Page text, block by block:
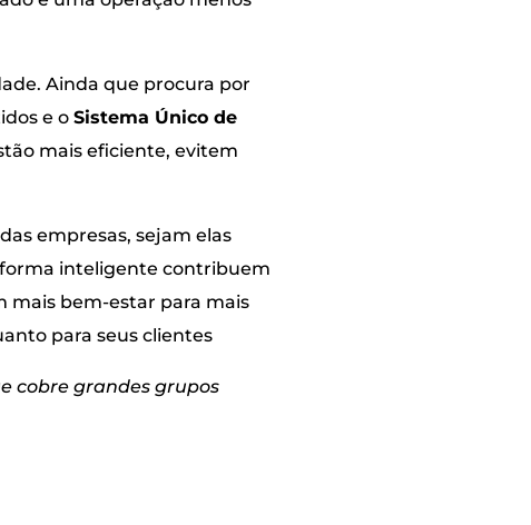
Ainda que procura por
e o Sistema Único de
mais eficiente, evitem
empresas, sejam elas
forma inteligente contribuem
mais bem-estar para mais
para seus clientes
cobre grandes grupos